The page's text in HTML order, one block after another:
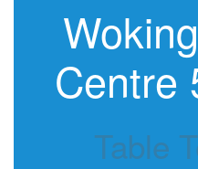
Centre
Table